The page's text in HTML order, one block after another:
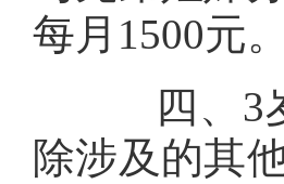
每月1500元。
四、3岁
除涉及的其